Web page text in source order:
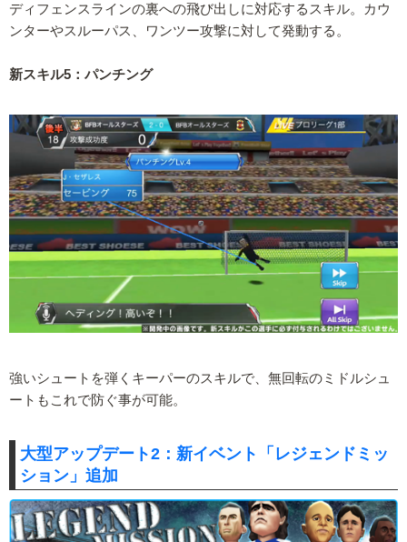
ディフェンスラインの裏への飛び出しに対応するスキル。カウ
ンターやスルーパス、ワンツー攻撃に対して発動する。
新スキル5：パンチング
強いシュートを弾くキーパーのスキルで、無回転のミドルシュ
ートもこれで防ぐ事が可能。
大型アップデート2：新イベント「レジェンドミッ
ション」追加